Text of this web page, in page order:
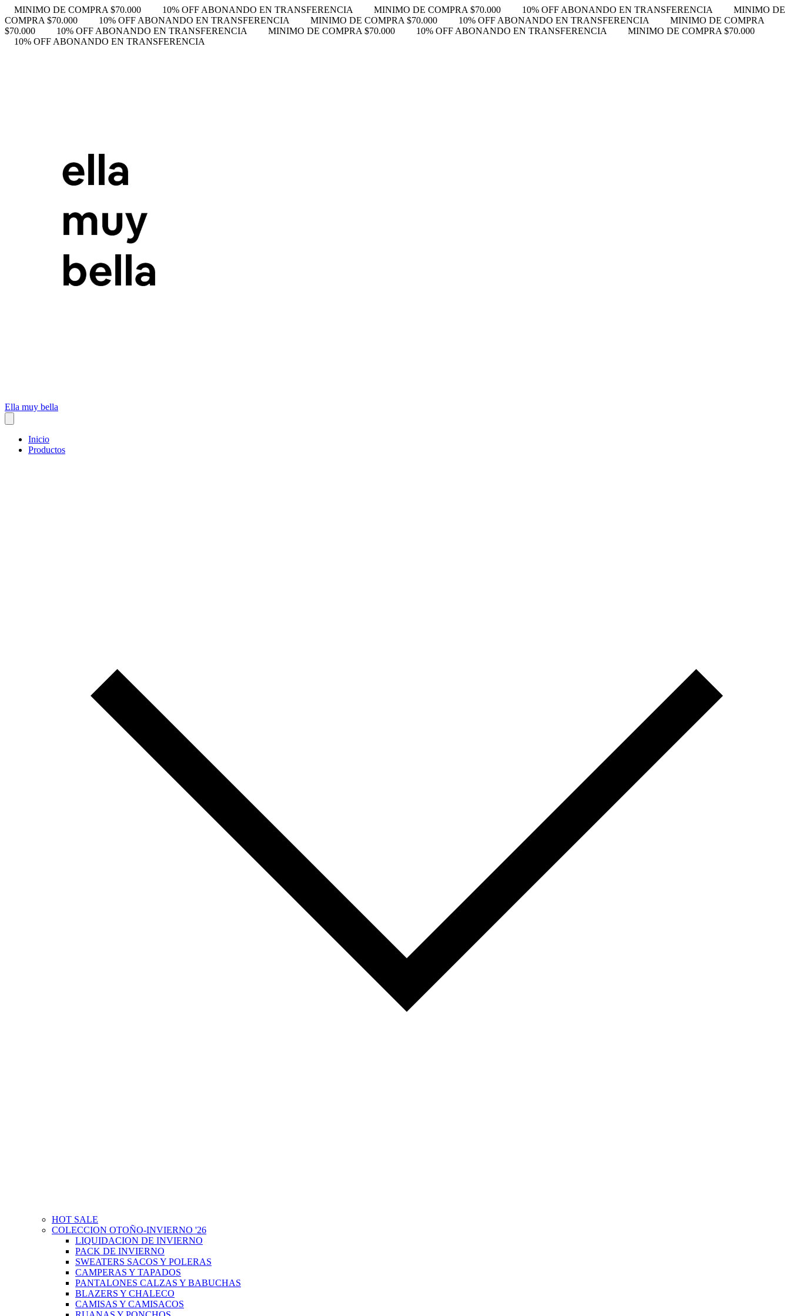
MINIMO DE COMPRA $70.000 10% OFF ABONANDO EN TRANSFERENCIA MINIMO DE COMPRA $70.000 10% OFF ABONANDO EN TRANSFERENCIA
MINIMO DE
COMPRA $70.000
10% OFF ABONANDO EN TRANSFERENCIA MINIMO DE COMPRA $70.000 10% OFF ABONANDO EN TRANSFERENCIA
MINIMO DE COMPRA
$70.000
10% OFF ABONANDO EN TRANSFERENCIA MINIMO DE COMPRA $70.000 10% OFF ABONANDO EN TRANSFERENCIA
MINIMO DE COMPRA $70.000
10% OFF ABONANDO EN TRANSFERENCIA
Ella muy bella
Inicio
Productos
HOT SALE
COLECCION OTOÑO-INVIERNO '26
LIQUIDACION DE INVIERNO
PACK DE INVIERNO
SWEATERS SACOS Y POLERAS
CAMPERAS Y TAPADOS
PANTALONES CALZAS Y BABUCHAS
BLAZERS Y CHALECO
CAMISAS Y CAMISACOS